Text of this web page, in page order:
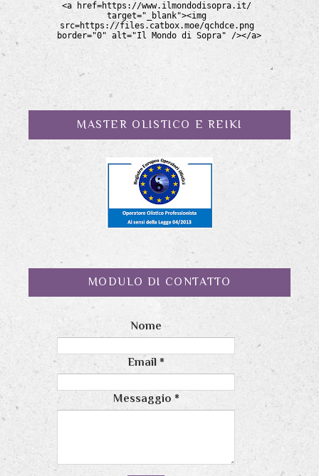
MASTER OLISTICO E REIKI
MODULO DI CONTATTO
Nome
Email *
Messaggio*